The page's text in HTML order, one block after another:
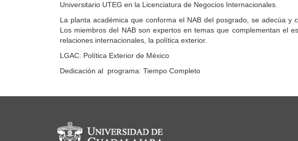
Universitario UTEG en la Licenciatura de Negocios Internacionales.
La planta académica que conforma el NAB del posgrado, se adecúa y
Los miembros del NAB son expertos en temas que complementan el
relaciones internacionales, la política exterior.
LGAC: Política Exterior de México
Dedicación al programa: Tiempo Completo
Información del portal